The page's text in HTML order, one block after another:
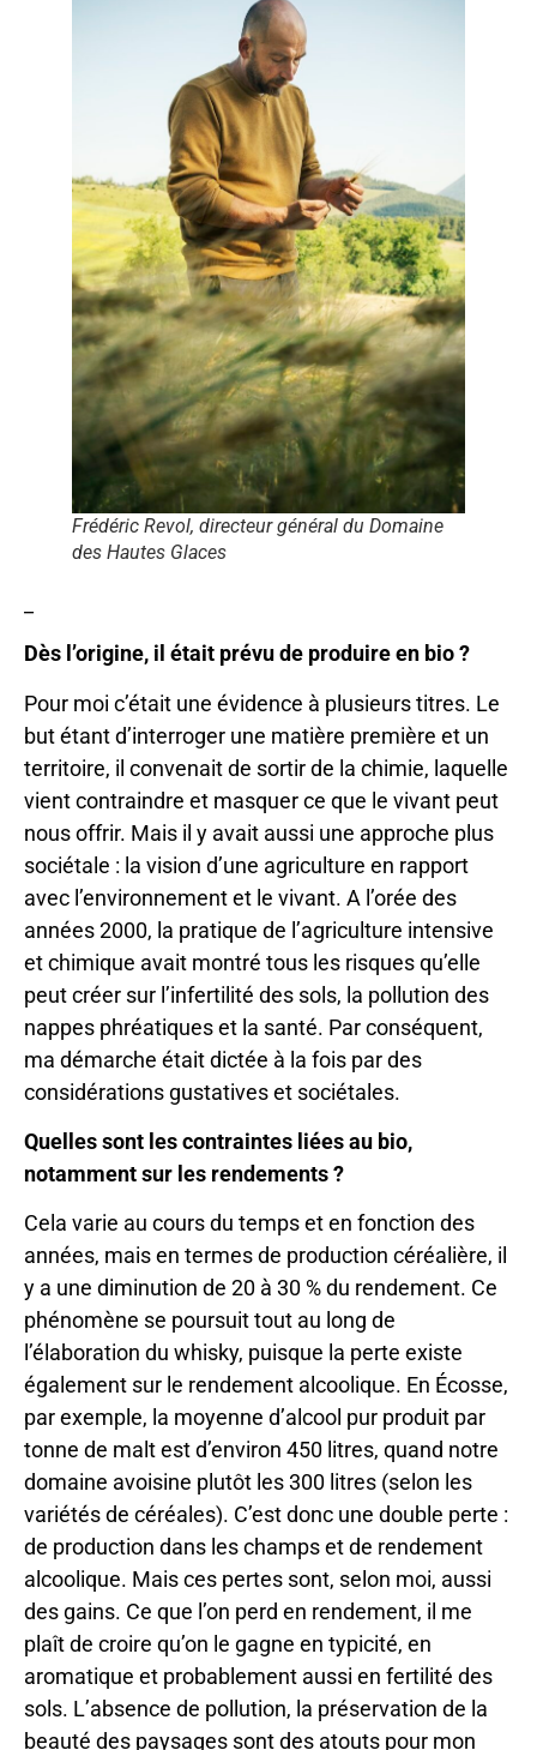
Frédéric Revol, directeur général du Domaine
des Hautes Glaces
Dès l’origine, il était prévu de produire en bio ?
Pour moi c’était une évidence à plusieurs titres. Le
but étant d’interroger une matière première et un
territoire, il convenait de sortir de la chimie, laquelle
vient contraindre et masquer ce que le vivant peut
nous offrir. Mais il y avait aussi une approche plus
sociétale : la vision d’une agriculture en rapport
avec l’environnement et le vivant. A l’orée des
années 2000, la pratique de l’agriculture intensive
et chimique avait montré tous les risques qu’elle
peut créer sur l’infertilité des sols, la pollution des
nappes phréatiques et la santé. Par conséquent,
ma démarche était dictée à la fois par des
considérations gustatives et sociétales.
Quelles sont les contraintes liées au bio,
notamment sur les rendements ?
Cela varie au cours du temps et en fonction des
années, mais en termes de production céréalière, il
y a une diminution de 20 à 30 % du rendement. Ce
phénomène se poursuit tout au long de
l’élaboration du whisky, puisque la perte existe
également sur le rendement alcoolique. En Écosse,
par exemple, la moyenne d’alcool pur produit par
tonne de malt est d’environ 450 litres, quand notre
domaine avoisine plutôt les 300 litres (selon les
variétés de céréales). C’est donc une double perte :
de production dans les champs et de rendement
alcoolique. Mais ces pertes sont, selon moi, aussi
des gains. Ce que l’on perd en rendement, il me
plaît de croire qu’on le gagne en typicité, en
aromatique et probablement aussi en fertilité des
sols. L’absence de pollution, la préservation de la
beauté des paysages sont des atouts pour mon